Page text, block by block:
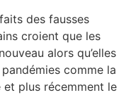
des fausses
croient que les
alors qu’elles
comme la
plus récemment le